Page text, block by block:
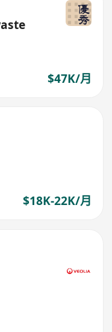
$47K/月
$18K-22K/月